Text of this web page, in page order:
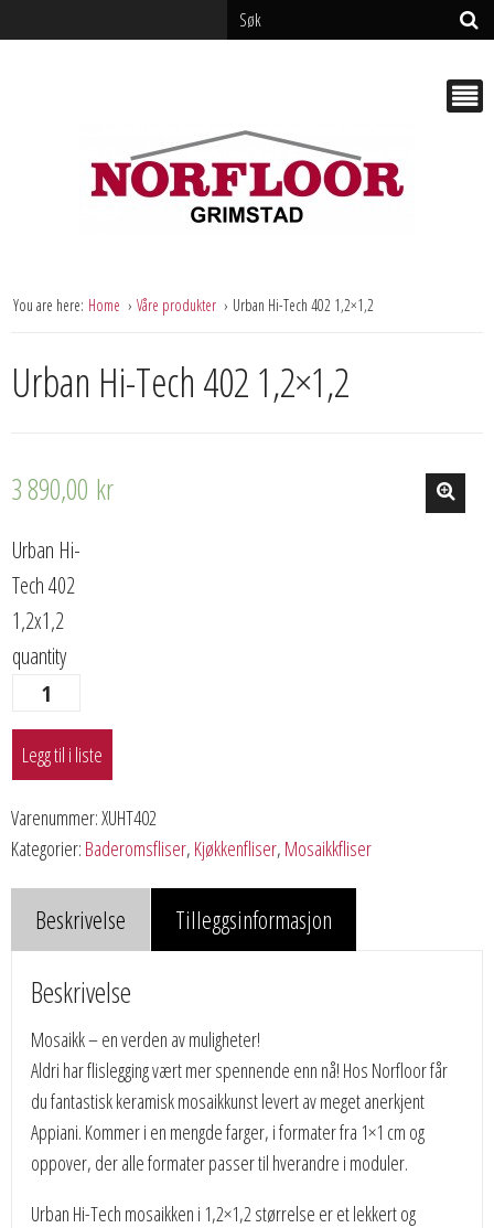
You are here: Home Våre produkter Urban Hi-Tech 402 1,2×1,2
Urban Hi-Tech 402 1,2×1,2
3 890,00 kr
Urban Hi-
Tech 402
1,2x1,2
quantity
Legg til i liste
Varenummer:XUHT402
Kategorier: Baderomsfliser, Kjøkkenfliser, Mosaikkfliser
Beskrivelse Tilleggsinformasjon
Beskrivelse
Mosaikk – en verden av muligheter!
Aldri har flislegging vært mer spennende enn nå! Hos Norfloor får
du fantastisk keramisk mosaikkunst levert av meget anerkjent
Appiani. Kommer i en mengde farger, i formater fra 1×1 cm og
oppover, der alle formater passer til hverandre i moduler.
Urban Hi-Tech mosaikken i 1,2×1,2 størrelse er et lekkert og